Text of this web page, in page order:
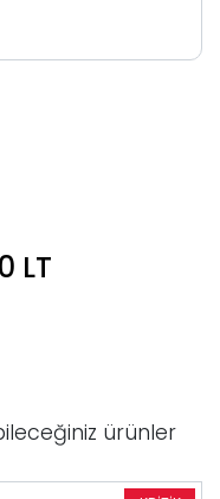
LT
ürünler